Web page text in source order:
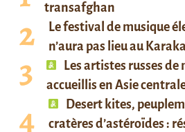
transafghan
Le festival de musique
n’aura pas lieu au
Les artistes russes de
accueillis en Asie
Desert kites,
cratères d’astéroïdes :